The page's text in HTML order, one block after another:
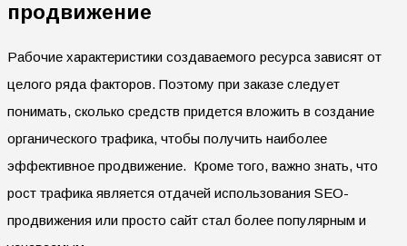
продвижение
Рабочие характеристики создаваемого ресурса зависят от
целого ряда факторов. Поэтому при заказе следует
понимать, сколько средств придется вложить в создание
органического трафика, чтобы получить наиболее
эффективное продвижение. Кроме того, важно знать, что
рост трафика является отдачей использования SEO-
продвижения или просто сайт стал более популярным и